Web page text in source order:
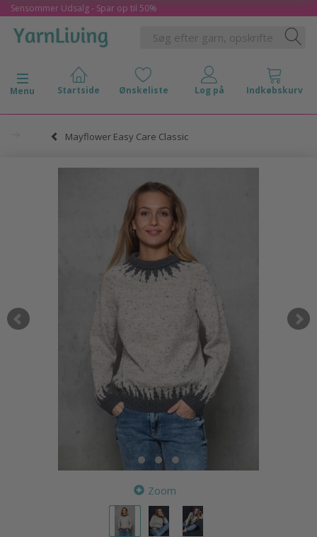
Sensommer Udsalg - Spar op til 50%
Skifte navigation
Menu
Mayflower Easy Care Classic
Zoom